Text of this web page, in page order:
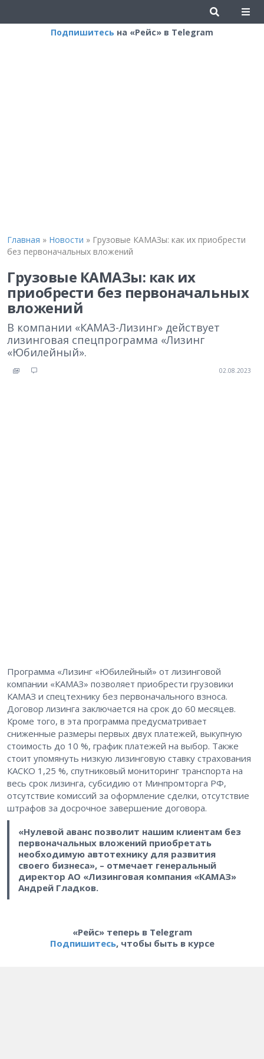
Подпишитесь на «Рейс» в Telegram
Главная » Новости » Грузовые КАМАЗы: как их приобрести
без первоначальных вложений
Грузовые КАМАЗы: как их
приобрести без первоначальных
вложений
В компании «КАМАЗ-Лизинг» действует
лизинговая спецпрограмма «Лизинг
«Юбилейный».
02.08.2023
Программа «Лизинг «Юбилейный» от лизинговой
компании «КАМАЗ» позволяет приобрести грузовики
КАМАЗ и спецтехнику без первоначального взноса.
Договор лизинга заключается на срок до 60 месяцев.
Кроме того, в эта программа предусматривает
сниженные размеры первых двух платежей, выкупную
стоимость до 10 %, график платежей на выбор. Также
стоит упомянуть низкую лизинговую ставку страхования
КАСКО 1,25 %, спутниковый мониторинг транспорта на
весь срок лизинга, субсидию от Минпромторга РФ,
отсутствие комиссий за оформление сделки, отсутствие
штрафов за досрочное завершение договора.
«Нулевой аванс позволит нашим клиентам без
первоначальных вложений приобретать
необходимую автотехнику для развития
своего бизнеса», – отмечает генеральный
директор АО «Лизинговая компания «КАМАЗ»
Андрей Гладков.
«Рейс» теперь в Telegram
Подпишитесь, чтобы быть в курсе